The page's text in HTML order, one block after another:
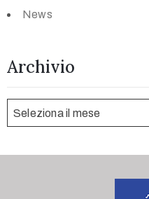
News
Archivio
Seleziona il mese